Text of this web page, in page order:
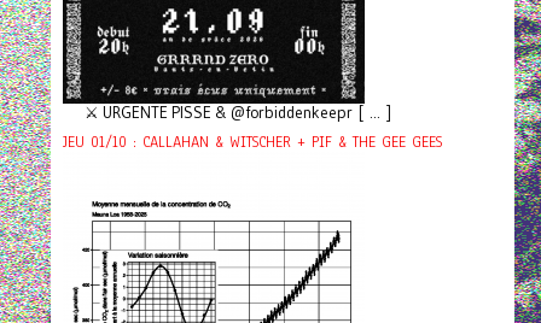
⚔️ URGENTE PISSE & @forbiddenkeepr [ ... ]
JEU 01/10 : CALLAHAN & WITSCHER + PIF & THE GEE GEES